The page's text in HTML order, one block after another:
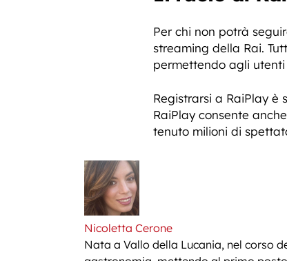
Per chi non potrà
streaming della Rai.
permettendo agli
Registrarsi a RaiPlay è
RaiPlay consente
tenuto milioni di
Nicoletta Cerone
Nata a Vallo della Lucania, nel corso